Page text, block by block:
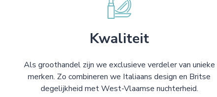
Kwaliteit
Als groothandel zijn we exclusieve verdeler van unieke
merken. Zo combineren we Italiaans design en Britse
degelijkheid met West-Vlaamse nuchterheid.